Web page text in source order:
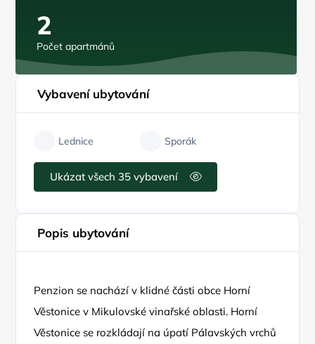
2
Počet apartmánů
Vybavení ubytování
Lednice Sporák
Ukázat všech 35 vybavení
Popis ubytování
Penzion se nachází v klidné části obce Horní
Věstonice v Mikulovské vinařské oblasti. Horní
Věstonice se rozkládají na úpatí Pálavských vrchů